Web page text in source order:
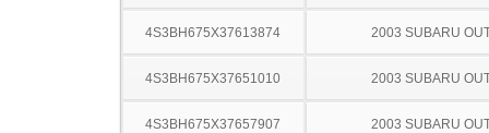
4S3BH675X37613874 2003 SUBARU
4S3BH675X37651010 2003 SUBARU
4S3BH675X37657907 2003 SUBARU